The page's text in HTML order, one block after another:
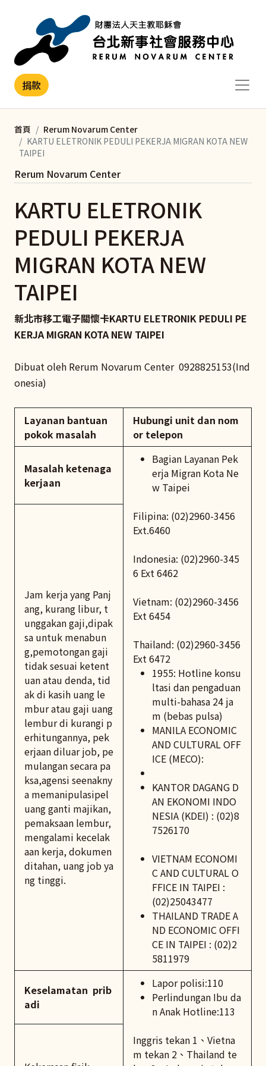
捐款
首頁
Rerum Novarum Center
KARTU ELETRONIK PEDULI PEKERJA MIGRAN KOTA NEW
TAIPEI
KARTU ELETRONIK
PEDULI PEKERJA
MIGRAN KOTA NEW
TAIPEI
新北市移工電子關懷卡KARTU ELETRONIK PEDULI PE
KERJA MIGRAN KOTA NEW TAIPEI
Dibuat oleh Rerum Novarum Center 0928825153(Ind
onesia)
Layanan bantuan
pokok masalah
Hubungi unit dan nom
or telepon
Masalah ketenaga
kerjaan
Bagian Layanan Pek
erja Migran Kota Ne
w Taipei
Filipina: (02)2960-3456
Ext.6460
Indonesia: (02)2960-345
6 Ext 6462
Vietnam: (02)2960-3456
Ext 6454
Thailand: (02)2960-3456
Ext 6472
1955: Hotline konsu
ltasi dan pengaduan
multi-bahasa 24 ja
m (bebas pulsa)
MANILA ECONOMIC
AND CULTURAL OFF
ICE (MECO):
KANTOR DAGANG D
AN EKONOMI INDO
NESIA (KDEI) : (02)8
7526170
VIETNAM ECONOMI
C AND CULTURAL O
FFICE IN TAIPEI :
(02)25043477
THAILAND TRADE A
ND ECONOMIC OFFI
CE IN TAIPEI : (02)2
5811979
Jam kerja yang Panj
ang, kurang libur, t
unggakan gaji,dipak
sa untuk menabun
g,pemotongan gaji
tidak sesuai ketent
uan atau denda, tid
ak di kasih uang le
mbur atau gaji uang
lembur di kurangi p
erhitungannya, pek
erjaan diluar job, pe
mulangan secara pa
ksa,agensi seenakny
a memanipulasipel
uang ganti majikan,
pemaksaan lembur,
mengalami kecelak
aan kerja, dokumen
ditahan, uang job ya
ng tinggi.
Keselamatan prib
adi
Lapor polisi:110
Perlindungan Ibu da
n Anak Hotline:113
Inggris tekan 1、Vietna
m tekan 2、Thailand te
Rerum Novarum Center